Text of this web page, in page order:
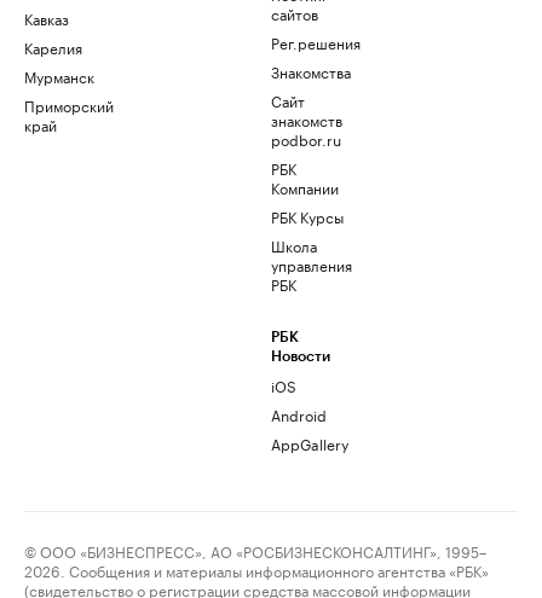
Кавказ
Карелия
Мурманск
Приморский
край
сайтов
Рег.решения
Знакомства
Сайт
знакомств
podbor.ru
РБК
Компании
РБК Курсы
Школа
управления
РБК
РБК
Новости
iOS
Android
AppGallery
© ООО «БИЗНЕСПРЕСС», АО «РОСБИЗНЕСКОНСАЛТИНГ», 1995–
2026. Сообщения и материалы информационного агентства «РБК»
(свидетельство о регистрации средства массовой информации